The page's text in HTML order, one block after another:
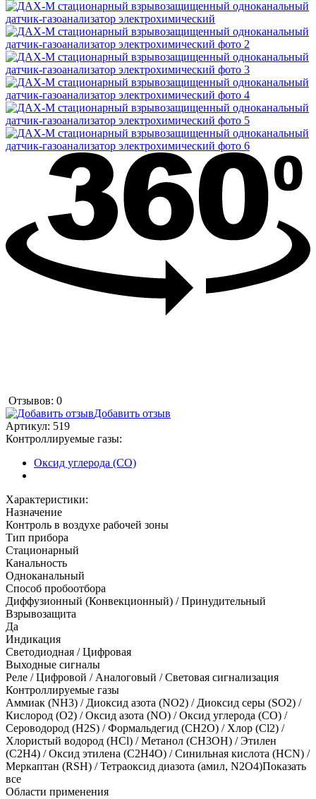
Отзывов: 0
Добавить отзыв
Артикул: 519
Контроллируемые газы:
Оксид углерода (CO)
Характеристики:
Назначение
Контроль в воздухе рабочей зоны
Тип прибора
Стационарный
Канальность
Одноканальный
Способ пробоотбора
Диффузионный (Конвекционный) / Принудительный
Взрывозащита
Да
Индикация
Светодиодная / Цифровая
Выходные сигналы
Реле / Цифровой / Аналоговый / Световая сигнализация
Контроллируемые газы
Аммиак (NH3) / Диоксид азота (NO2) / Диоксид серы (SO2) /
Кислород (O2) /Оксид азота (NO) /Оксид углерода (CO) /
Сероводород (H2S) /Формальдегид (CH2O) / Хлор (Cl2) /
Хлористый водород (HCl) /Метанол (CH3OH) /Этилен
(C2H4) /Оксид этилена (C2H4O) /Синильная кислота (HCN) /
Меркаптан (RSH) /Тетраоксид диазота (амил, N2O4)Показать
все
Области применения